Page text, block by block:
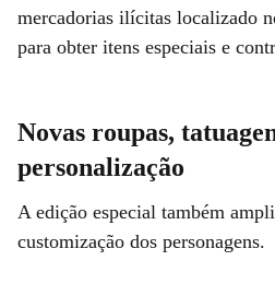
mercadorias ilícitas localizado
para obter itens especiais e
Novas roupas,
personalização
A edição especial também
customização dos personagens.